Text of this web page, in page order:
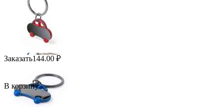
Заказать144.00 ₽
В корзину